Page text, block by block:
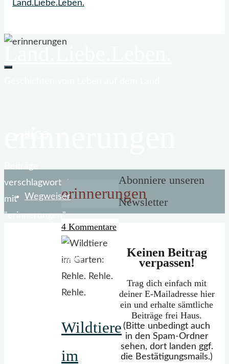
Land.Liebe.Leben.
Wegweiser
Mein Portfolio
verschlagwortet
mit
"erinnerungen"
erinnerungen
4 Kommentare
Wildtiere
im
Abonniere unseren
Newsletter
Keinen Beitrag
verpassen!
Trag dich einfach mit
deiner E-Mailadresse hier
ein und erhalte sämtliche
Beiträge frei Haus.
(Bitte unbedingt auch
in den Spam-Ordner
sehen, dort landen ggf.
die Bestätigungsmails.)